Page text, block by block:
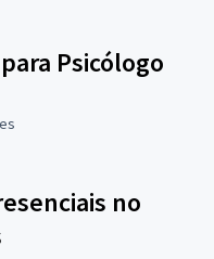
Psicólogo
no